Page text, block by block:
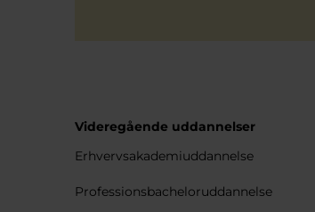
Videregående uddannelser
Erhvervsakademiuddannelse
Professionsbacheloruddannelse